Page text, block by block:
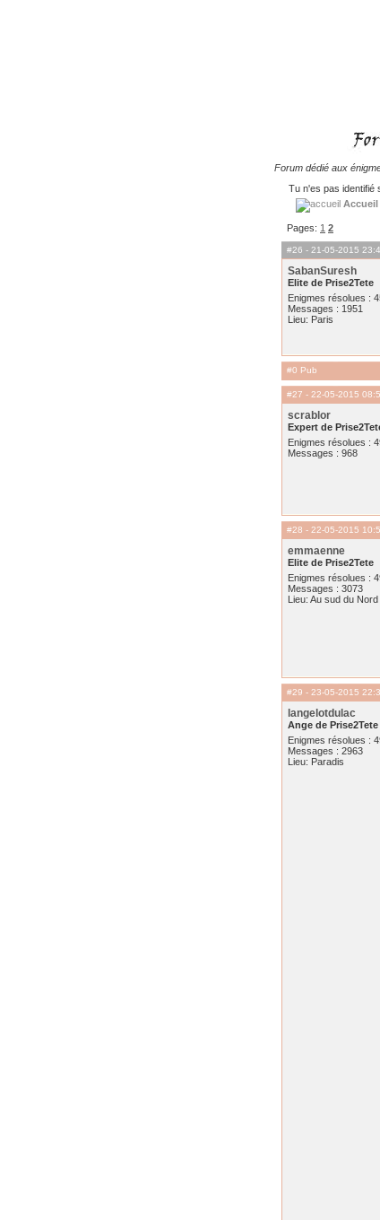
Forum dédié aux
Tu n'es pas identifié
Accueil
Pages: 1 2
#26 - 21-05-2015
SabanSuresh
Elite de Prise2Tete
Enigmes résolues :
Messages : 1951
Lieu: Paris
#0 Pub
#27 - 22-05-2015
scrablor
Expert de
Enigmes résolues :
Messages : 968
#28 - 22-05-2015
emmaenne
Elite de Prise2Tete
Enigmes résolues :
Messages : 3073
Lieu: Au sud du Nord
#29 - 23-05-2015
langelotdulac
Ange de Prise2Tete
Enigmes résolues :
Messages : 2963
Lieu: Paradis